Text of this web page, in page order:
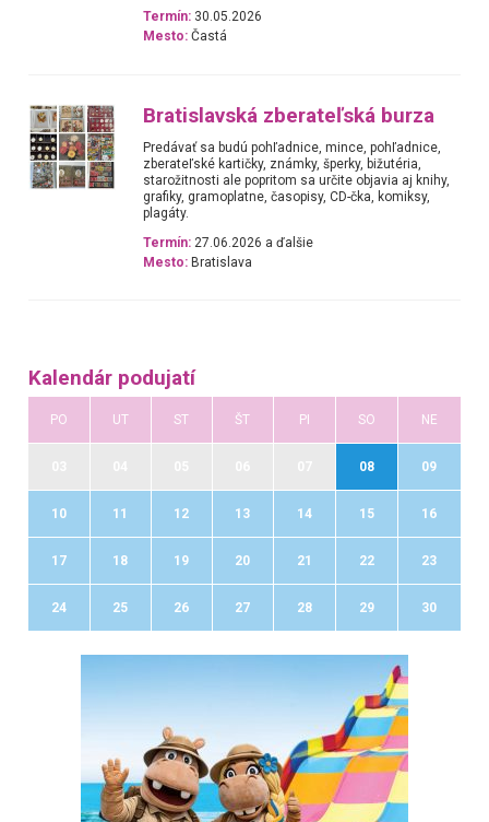
Termín: 30.05.2026
Mesto: Častá
Bratislavská zberateľská burza
Predávať sa budú pohľadnice, mince, pohľadnice,
zberateľské kartičky, známky, šperky, bižutéria,
starožitnosti ale popritom sa určite objavia aj knihy,
grafiky, gramoplatne, časopisy, CD-čka, komiksy,
plagáty.
Termín: 27.06.2026 a ďalšie
Mesto: Bratislava
Kalendár podujatí
PO UT ST ŠT PI SO NE
08 09
10 11 12 13 14 15 16
17 18 19 20 21 22 23
24 25 26 27 28 29 30